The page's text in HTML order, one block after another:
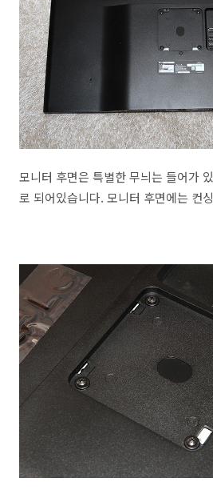
모니터 후면은 특별한 무늬는 들어가
로 되어있습니다. 모니터 후면에는 컨